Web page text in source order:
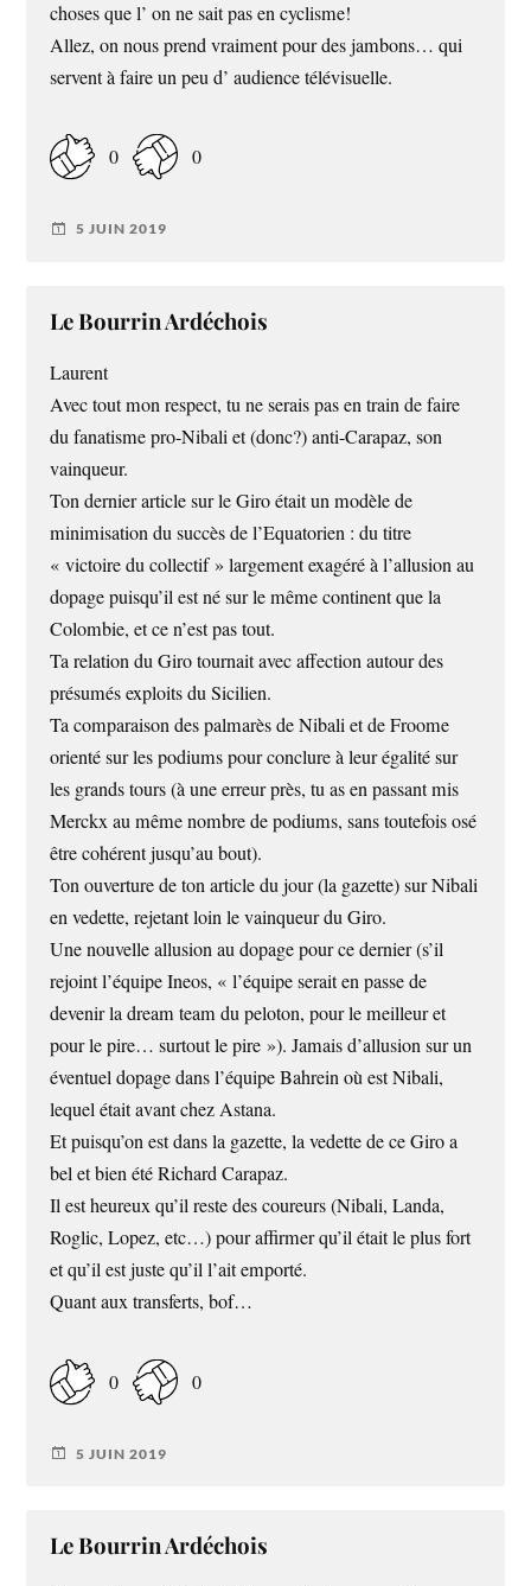
choses que l’ on ne sait pas en cyclisme!
Allez, on nous prend vraiment pour des jambons… qui
servent à faire un peu d’ audience télévisuelle.
0 0
5 JUIN 2019
Le Bourrin Ardéchois
Laurent
Avec tout mon respect, tu ne serais pas en train de faire
du fanatisme pro-Nibali et (donc?) anti-Carapaz, son
vainqueur.
Ton dernier article sur le Giro était un modèle de
minimisation du succès de l’Equatorien : du titre
« victoire du collectif » largement exagéré à l’allusion au
dopage puisqu’il est né sur le même continent que la
Colombie, et ce n’est pas tout.
Ta relation du Giro tournait avec affection autour des
présumés exploits du Sicilien.
Ta comparaison des palmarès de Nibali et de Froome
orienté sur les podiums pour conclure à leur égalité sur
les grands tours (à une erreur près, tu as en passant mis
Merckx au même nombre de podiums, sans toutefois osé
être cohérent jusqu’au bout).
Ton ouverture de ton article du jour (la gazette) sur Nibali
en vedette, rejetant loin le vainqueur du Giro.
Une nouvelle allusion au dopage pour ce dernier (s’il
rejoint l’équipe Ineos, « l’équipe serait en passe de
devenir la dream team du peloton, pour le meilleur et
pour le pire… surtout le pire »). Jamais d’allusion sur un
éventuel dopage dans l’équipe Bahrein où est Nibali,
lequel était avant chez Astana.
Et puisqu’on est dans la gazette, la vedette de ce Giro a
bel et bien été Richard Carapaz.
Il est heureux qu’il reste des coureurs (Nibali, Landa,
Roglic, Lopez, etc…) pour affirmer qu’il était le plus fort
et qu’il est juste qu’il l’ait emporté.
Quant aux transferts, bof…
0 0
5 JUIN 2019
Le Bourrin Ardéchois